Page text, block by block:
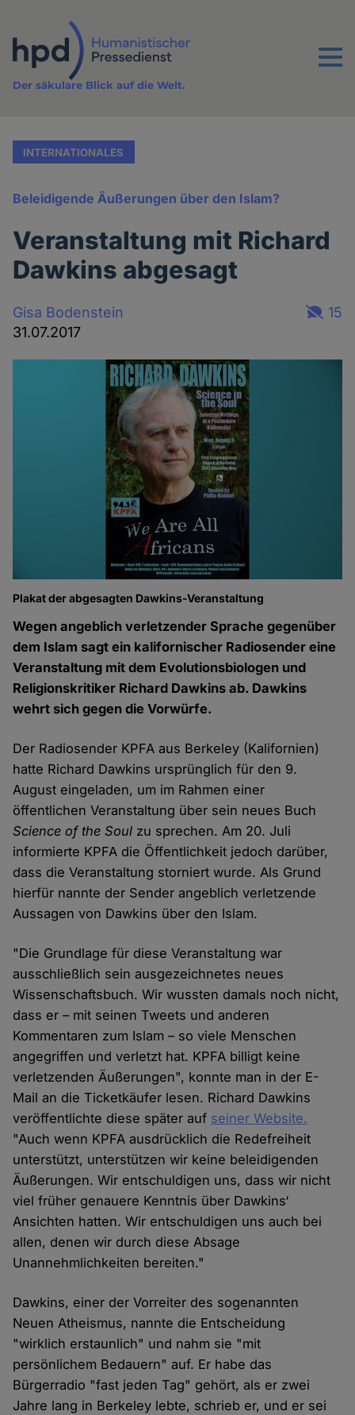
Inhalt
Menu
Der säkulare Blick auf die Welt.
INTERNATIONALES
Beleidigende Äußerungen über den Islam?
Veranstaltung mit Richard
Dawkins abgesagt
Gisa Bodenstein
31.07.2017
15
Plakat der abgesagten Dawkins-Veranstaltung
Wegen angeblich verletzender Sprache gegenüber
dem Islam sagt ein kalifornischer Radiosender eine
Veranstaltung mit dem Evolutionsbiologen und
Religionskritiker Richard Dawkins ab. Dawkins
wehrt sich gegen die Vorwürfe.
Der Radiosender KPFA aus Berkeley (Kalifornien)
hatte Richard Dawkins ursprünglich für den 9.
August eingeladen, um im Rahmen einer
öffentlichen Veranstaltung über sein neues Buch
Science of the Soul zu sprechen. Am 20. Juli
informierte KPFA die Öffentlichkeit jedoch darüber,
dass die Veranstaltung storniert wurde. Als Grund
hierfür nannte der Sender angeblich verletzende
Aussagen von Dawkins über den Islam.
"Die Grundlage für diese Veranstaltung war
ausschließlich sein ausgezeichnetes neues
Wissenschaftsbuch. Wir wussten damals noch nicht,
dass er – mit seinen Tweets und anderen
Kommentaren zum Islam – so viele Menschen
angegriffen und verletzt hat. KPFA billigt keine
verletzenden Äußerungen", konnte man in der E-
Mail an die Ticketkäufer lesen. Richard Dawkins
veröffentlichte diese später auf seiner Website.
"Auch wenn KPFA ausdrücklich die Redefreiheit
unterstützt, unterstützen wir keine beleidigenden
Äußerungen. Wir entschuldigen uns, dass wir nicht
viel früher genauere Kenntnis über Dawkins‘
Ansichten hatten. Wir entschuldigen uns auch bei
allen, denen wir durch diese Absage
Unannehmlichkeiten bereiten."
Dawkins, einer der Vorreiter des sogenannten
Neuen Atheismus, nannte die Entscheidung
"wirklich erstaunlich" und nahm sie "mit
persönlichem Bedauern" auf. Er habe das
Bürgerradio "fast jeden Tag" gehört, als er zwei
Jahre lang in Berkeley lebte, schrieb er, und er sei